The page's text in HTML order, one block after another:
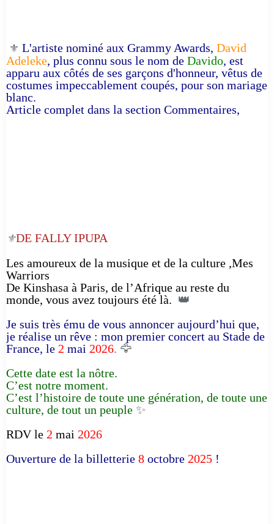
⚜️ L'artiste nominé aux Grammy Awards, David
Adeleke, plus connu sous le nom de Davido, est
apparu aux côtés de ses garçons d'honneur, vêtus de
costumes impeccablement coupés, pour son mariage
blanc.
Article complet dans la section Commentaires,
⚜️DE FALLY IPUPA
Les amoureux de la musique et de la culture ,Mes
Warriors
De Kinshasa à Paris, de l’Afrique au reste du
monde, vous avez toujours été là. 👑
Je suis très ému de vous annoncer aujourd’hui que,
je réalise un rêve : mon premier concert au Stade de
France, le 2 mai 2026. 🦅
Cette date est la nôtre.
C’est notre moment.
C’est l’histoire de toute une génération, de toute une
culture, de tout un peuple ✨
RDV le 2 mai 2026
Ouverture de la billetterie 8 octobre 2025 !